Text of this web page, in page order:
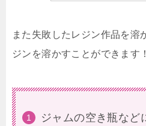
また失敗したレジン作品を溶
ジンを溶かすことができます！
ジャムの空き瓶など